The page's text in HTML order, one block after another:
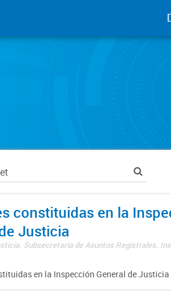
constituidas en la
Justicia
Subsecretaría de Asuntos Registrales.
en la Inspección General de Justicia